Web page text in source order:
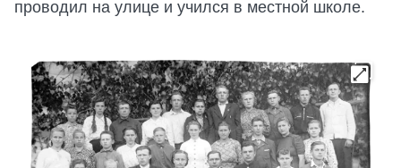
проводил на улице и учился в местной школе.